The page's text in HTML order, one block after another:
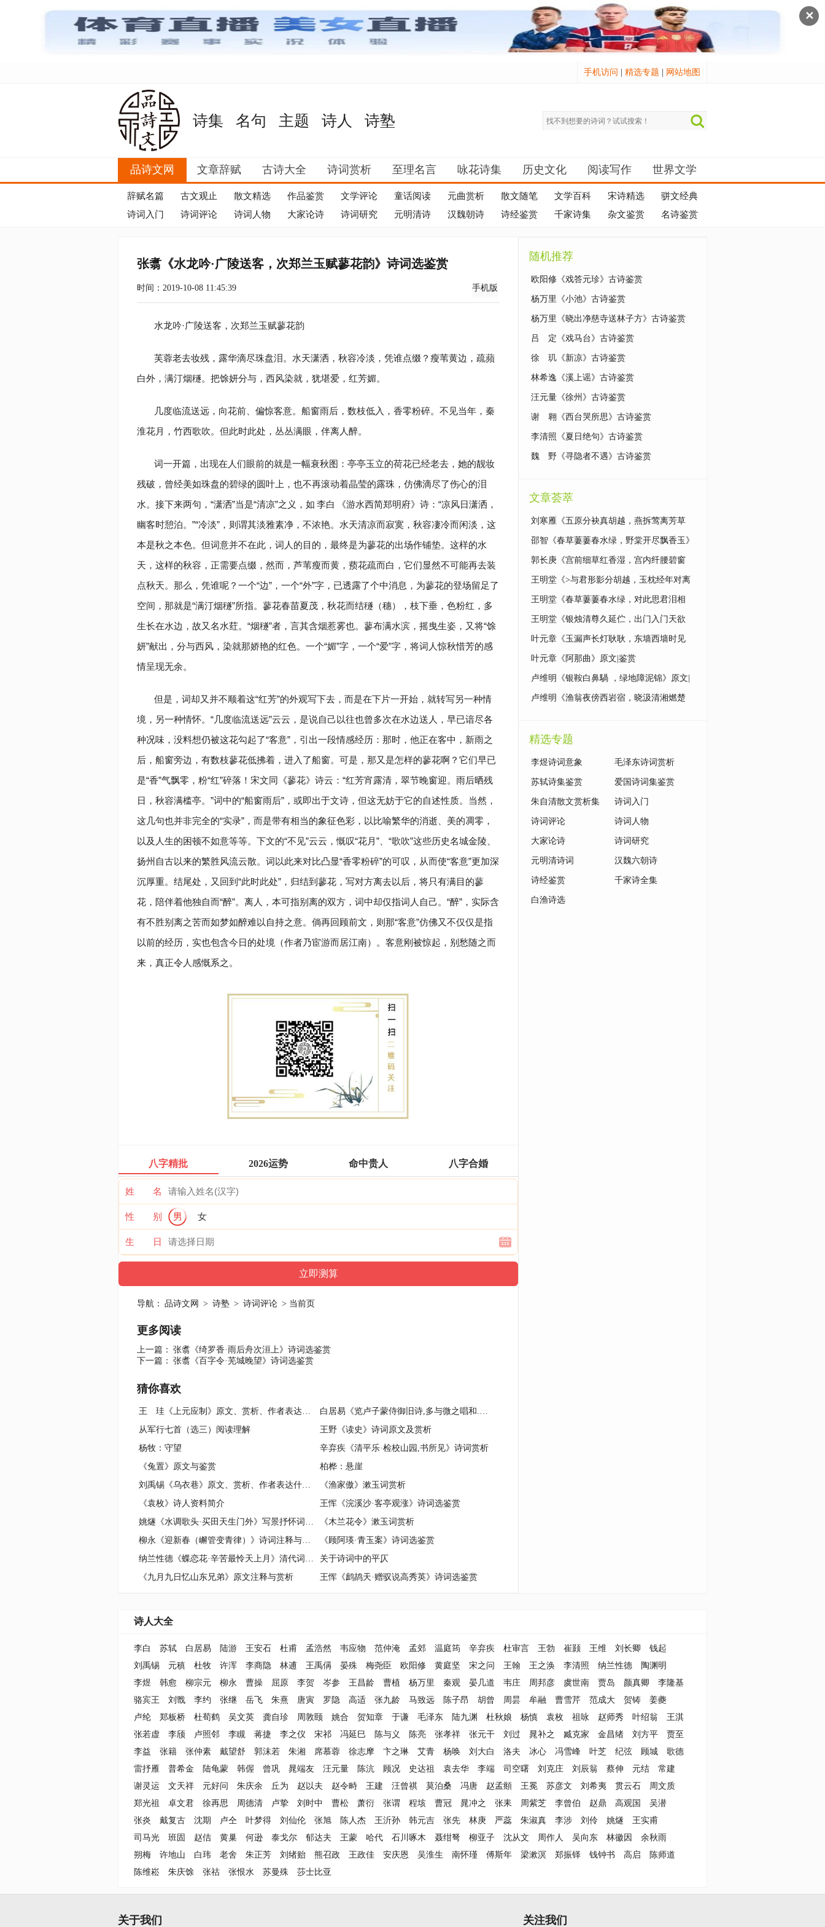
✕
手机访问 精选专题 网站地图
诗集 名句 主题 诗人 诗塾
品诗文网 文章辞赋 古诗大全 诗词赏析 至理名言 咏花诗集 历史文化 阅读写作 世界文学
辞赋名篇 古文观止 散文精选 作品鉴赏 文学评论 童话阅读 元曲赏析 散文随笔 文学百科 宋诗精选
骈文经典
诗词入门
诗词评论 诗词人物 大家论诗 诗词研究 元明清诗 汉魏朝诗 诗经鉴赏 千家诗集 杂文鉴赏 名诗鉴赏
张翥《水龙吟·广陵送客，次郑兰玉赋蓼花韵》诗词选鉴赏
时间：2019-10-08 11:45:39 手机版
水龙吟·广陵送客，次郑兰玉赋蓼花韵
芙蓉老去妆残，露华滴尽珠盘泪。水天潇洒，秋容冷淡，凭谁点缀？瘦苇黄边，疏蘋
白外，满汀烟穟。把馀妍分与，西风染就，犹堪爱，红芳媚。
几度临流送远，向花前、偏惊客意。船窗雨后，数枝低入，香零粉碎。不见当年，秦
淮花月，竹西歌吹。但此时此处，丛丛满眼，伴离人醉。
词一开篇，出现在人们眼前的就是一幅衰秋图：亭亭玉立的荷花已经老去，她的靓妆
残破，曾经美如珠盘的碧绿的圆叶上，也不再滚动着晶莹的露珠，仿佛滴尽了伤心的泪
水。接下来两句，“潇洒”当是“清凉”之义，如 李白
《游水西简郑明府》诗：“凉风日潇洒，
幽客时憩泊。”“冷淡”，则谓其淡雅素净，不浓艳。水天清凉而寂寞，秋容凄冷而闲淡，这
本是秋之本色。但词意并不在此，词人的目的，最终是为蓼花的出场作铺垫。这样的水
天，这样的秋容，正需要点缀，然而，芦苇瘦而黄，蓣花疏而白，它们显然不可能再去装
点秋天。那么，凭谁呢？一个“边”，一个“外”字，已透露了个中消息，为蓼花的登场留足了
空间，那就是“满汀烟穟”所指。蓼花春苗夏茂，秋花而结穟（穗），枝下垂，色粉红，多
生长在水边，故又名水荭。“烟穟”者，言其含烟惹雾也。蓼布满水滨，摇曳生姿，又将“馀
妍”献出，分与西风，染就那娇艳的红色。一个“媚”字，一个“爱”字，将词人惊秋惜芳的感
情呈现无余。
但是，词却又并不顺着这“红芳”的外观写下去，而是在下片一开始，就转写另一种情
境，另一种情怀。“几度临流送远”云云，是说自己以往也曾多次在水边送人，早已谙尽各
种况味，没料想仍被这花勾起了“客意”，引出一段情感经历：那时，他正在客中，新雨之
后，船窗旁边，有数枝蓼花低拂着，进入了船窗。可是，那又是怎样的蓼花啊？它们早已
是“香”气飘零，粉“红”碎落！宋文同《蓼花》诗云：“红芳宵露清，翠节晚窗迎。雨后晒残
日，秋容满槛亭。”词中的“船窗雨后”，或即出于文诗，但这无妨于它的自述性质。当然，
这几句也并非完全的“实录”，而是带有相当的象征色彩，以比喻繁华的消逝、美的凋零，
以及人生的困顿不如意等等。下文的“不见”云云，慨叹“花月”、“歌吹”这些历史名城金陵、
扬州自古以来的繁胜风流云散。词以此来对比凸显“香零粉碎”的可叹，从而使“客意”更加深
沉厚重。结尾处，又回到“此时此处”，归结到蓼花，写对方离去以后，将只有满目的蓼
花，陪伴着他独自而“醉”‍‌‍‍‌‍‌‍‍‍‌‍‍‌‍‍‍‌‍‍‌ ‍‍‍‌‍‍‍‍‌‍‌‍‌‍‌‍‍‌‍‍ ‍‍‍‍‍‍‍‌‍‍‌‍‍‌‍‌‍‌‍。离人，本可指别离的双方，词中却仅指词人自己。“醉”，实际含
有不胜别离之苦而如梦如醉难以自持之意。倘再回顾前文，则那“客意”仿佛又不仅仅是指
以前的经历，实也包含今日的处境（作者乃宦游而居江南）。客意刚被惊起，别愁随之而
来，真正令人感慨系之。
八字精批 2026运势 命中贵人 八字合婚
姓 名
性 别 男 女
生 日
导航： 品诗文网 > 诗塾 > 诗词评论 > 当前页
更多阅读
上一篇： 张翥《绮罗香·雨后舟次洹上》诗词选鉴赏
下一篇： 张翥《百字令·芜城晚望》诗词选鉴赏
猜你喜欢
王 珪《上元应制》原文、赏析、作者表达什么思想情感？
白居易《览卢子蒙侍御旧诗,多与微之唱和.感今伤昔,因赠子蒙,题于后》诗词注释与评析
从军行七首（选三）阅读理解
王野《读史》诗词原文及赏析
杨牧：守望
辛弃疾《清平乐·检校山园,书所见》诗词赏析
《兔置》原文与鉴赏
柏桦：悬崖
刘禹锡《乌衣巷》原文、赏析、作者表达什么思想情感？
《渔家傲》漱玉词赏析
《袁枚》诗人资料简介
王恽《浣溪沙·客亭观涨》诗词选鉴赏
姚燧《水调歌头·买田天生门外》写景抒怀词作
《木兰花令》漱玉词赏析
柳永《迎新春（嶰管变青律）》诗词注释与评析
《顾阿瑛·青玉案》诗词选鉴赏
纳兰性德《蝶恋花·辛苦最怜天上月》清代词作鉴赏
关于诗词中的平仄
《九月九日忆山东兄弟》原文注释与赏析
王恽《鹧鸪天·赠驭说高秀英》诗词选鉴赏
随机推荐
欧阳修《戏答元珍》古诗鉴赏
杨万里《小池》古诗鉴赏
杨万里《晓出净慈寺送林子方》古诗鉴赏
吕 定《戏马台》古诗鉴赏
徐 玑《新凉》古诗鉴赏
林希逸《溪上谣》古诗鉴赏
汪元量《徐州》古诗鉴赏
谢 翱《西台哭所思》古诗鉴赏
李清照《夏日绝句》古诗鉴赏
魏 野《寻隐者不遇》古诗鉴赏
文章荟萃
刘寒雁《五原分袂真胡越，燕拆莺离芳草
歇》原文|鉴赏
邵智《春草萋萋春水绿，野棠开尽飘香玉》
原文|鉴赏
郭长庚《宫前细草红香湿，宫内纤腰碧窗
泣》原文|鉴赏
王明堂《>与君形影分胡越，玉枕经年对离
别》原文|鉴赏
王明堂《春草萋萋春水绿，对此思君泪相
续》原文|鉴赏
王明堂《银烛清尊久延伫，出门入门天欲
曙》原文|鉴赏
叶元章《玉漏声长灯耿耿，东墙西墙时见
影》原文|鉴赏
叶元章《阿那曲》原文|鉴赏
卢维明《银鞍白鼻騧 ，绿地障泥锦》原文|
鉴赏
卢维明《渔翁夜傍西岩宿，晓汲清湘燃楚
精选专题
李煜诗词意象 毛泽东诗词赏析
苏轼诗集鉴赏 爱国诗词集鉴赏
朱自清散文赏析集 诗词入门
诗词评论 诗词人物
大家论诗 诗词研究
元明清诗词 汉魏六朝诗
诗经鉴赏 千家诗全集
白渔诗选
诗人大全
李白 苏轼 白居易 陆游 王安石 杜甫 孟浩然 韦应物 范仲淹 孟郊 温庭筠 辛弃疾 杜审言 王勃 崔颢 王维 刘长卿
钱起
刘禹锡
元稹 杜牧 许浑 李商隐 林逋 王禹偁 晏殊 梅尧臣 欧阳修 黄庭坚 宋之问 王翰 王之涣 李清照 纳兰性德
陶渊明
李煜
韩愈 柳宗元 柳永 曹操 屈原 李贺 岑参 王昌龄 曹植 杨万里 秦观 晏几道 韦庄 周邦彦 虞世南 贾岛 颜真卿
李隆基
骆宾王
刘戬 李约 张继 岳飞 朱熹 唐寅 罗隐 高适 张九龄 马致远 陈子昂 胡曾 周昙 牟融 曹雪芹 范成大 贺铸
姜夔
卢纶
郑板桥 杜荀鹤 吴文英 龚自珍 周敦颐 姚合 贺知章 于谦 毛泽东 陆九渊 杜秋娘 杨慎 袁枚 祖咏 赵师秀 叶绍翁
王淇
张若虚
李颀 卢照邻 李瞡 蒋捷 李之仪 宋祁 冯延巳 陈与义 陈亮 张孝祥 张元干 刘过 晁补之 臧克家 金昌绪 刘方平
贾至
李益
张籍 张仲素 戴望舒 郭沫若 朱湘 席慕蓉 徐志摩 卞之琳 艾青 杨唤 刘大白 洛夫 冰心 冯雪峰 叶芝 纪弦 顾城
歌德
雷抒雁
普希金 陆龟蒙 韩偓 曾巩 晁端友 汪元量 陈沆 顾况 史达祖 袁去华 李端 司空曙 刘克庄 刘辰翁 蔡伸 元结
常建
谢灵运
文天祥 元好问 朱庆余 丘为 赵以夫 赵令畤 王建 汪曾祺 莫泊桑 冯唐 赵孟頫 王冕 苏彦文 刘希夷 贯云石
周文质
郑光祖
卓文君 徐再思 周德清 卢挚 刘时中 曹松 萧衍 张谓 程垓 曹冠 晁冲之 张耒 周紫芝 李曾伯 赵鼎 高观国
吴潜
张炎
戴复古 沈期 卢仝 叶梦得 刘仙伦 张旭 陈人杰 王沂孙 韩元吉 张先 林庚 严蕊 朱淑真 李涉 刘伶 姚燧
王实甫
司马光
班固 赵佶 黄巢 何逊 泰戈尔 郁达夫 王蒙 哈代 石川啄木 聂绀弩 柳亚子 沈从文 周作人 吴向东 林徽因
余秋雨
朔梅
许地山 白玮 老舍 朱正芳 刘绪贻 熊召政 王政佳 安庆恩 吴淮生 南怀瑾 傅斯年 梁漱溟 郑振铎 钱钟书 高启
陈师道
陈维崧
朱庆馀 张祜 张恨水 苏曼殊 莎士比亚
关于我们 关注我们